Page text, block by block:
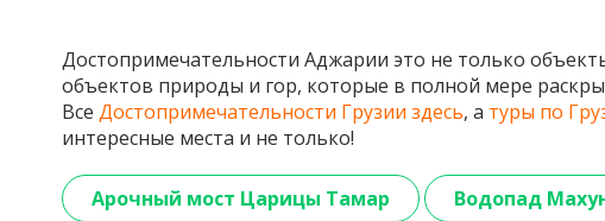
Достопримечательности Аджарии это не только
объектов природы и гор, которые в полной мере
Все Достопримечательности Грузии здесь, а туры по
интересные места и не только!
Арочный мост Царицы Тамар Водопад